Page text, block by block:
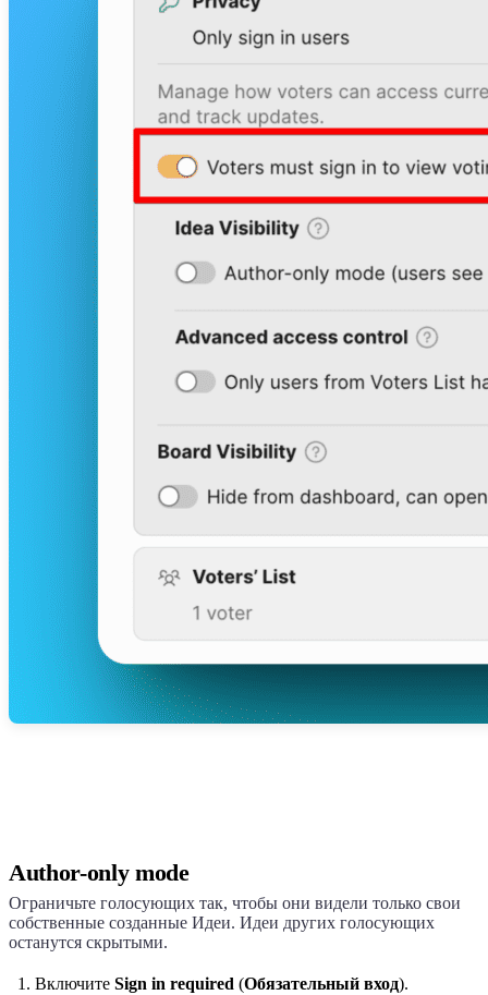
Author-only mode
Ограничьте голосующих так, чтобы они видели только свои
собственные созданные Идеи. Идеи других голосующих
останутся скрытыми.
Включите Sign in required (Обязательный вход).